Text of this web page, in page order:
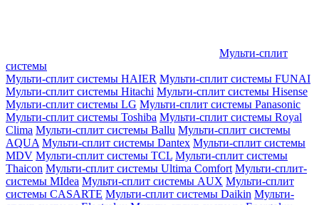
Мульти-сплит
системы
Мульти-сплит системы HAIER Мульти-сплит системы FUNAI
Мульти-сплит системы Hitachi Мульти-сплит системы Hisense
Мульти-сплит системы LG Мульти-сплит системы Panasonic
Мульти-сплит системы Toshiba Мульти-сплит системы Royal
Clima Мульти-сплит системы Ballu Мульти-сплит системы
AQUA Мульти-сплит системы Dantex Мульти-сплит системы
MDV Мульти-сплит системы TCL Мульти-сплит системы
Thaicon Мульти-сплит системы Ultima Comfort Мульти-сплит-
системы MIdea Мульти-сплит системы AUX Мульти-сплит
системы CASARTE Мульти-сплит системы Daikin Мульти-